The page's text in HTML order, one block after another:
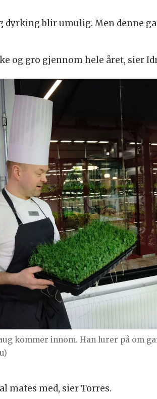
dyrking blir umulig. Men denne
og gro gjennom hele året, sier
kommer innom. Han lurer på om
mates med, sier Torres.